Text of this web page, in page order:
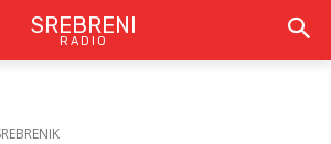
SREBRENI
RADIO